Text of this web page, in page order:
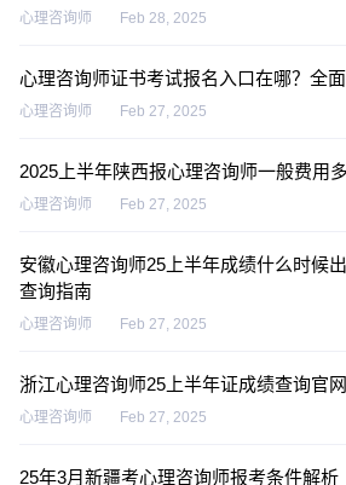
心理咨询师 Feb 28, 2025
心理咨询师证书考试报名入口在哪？全
心理咨询师 Feb 27, 2025
2025上半年陕西报心理咨询师一般费用
心理咨询师 Feb 27, 2025
安徽心理咨询师25上半年成绩什么时候
查询指南
心理咨询师 Feb 27, 2025
浙江心理咨询师25上半年证成绩查询官
心理咨询师 Feb 27, 2025
25年3月新疆考心理咨询师报考条件解析